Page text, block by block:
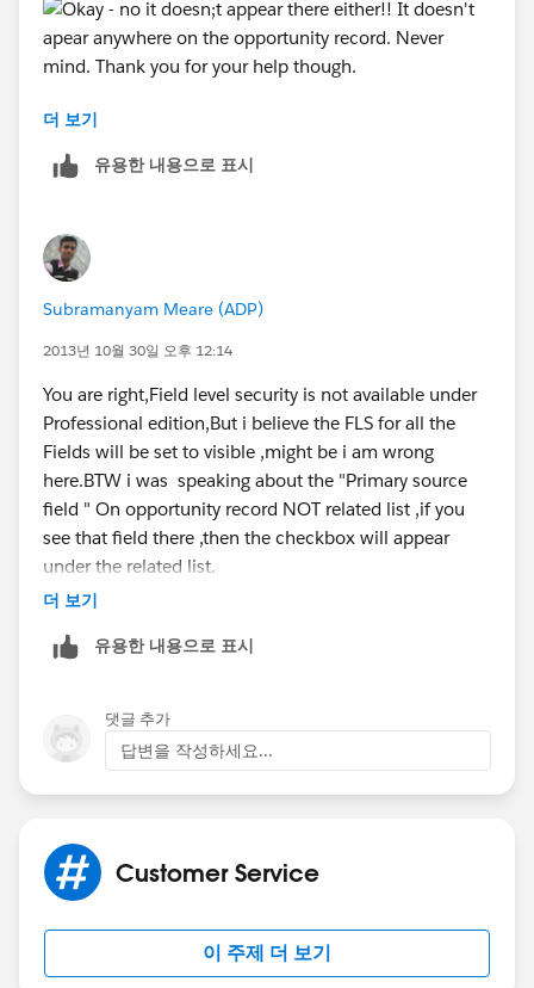
It doesn't apear anywhere on the opportunity record.
Never mind. Thank you for your help though. :)
더 보기
유용한 내용으로 표시
Subramanyam Meare (ADP)
2013년 10월 30일 오후 12:14
You are right,Field level security is not available under
Professional edition,But i believe the FLS for all the
Fields will be set to visible ,might be i am wrong
here.BTW i was speaking about the "Primary source
field " On opportunity record NOT related list ,if you
see that field there ,then the checkbox will appear
under the related list.
더 보기
유용한 내용으로 표시
댓글 추가
답변을 작성하세요...
Customer Service
이 주제 더 보기